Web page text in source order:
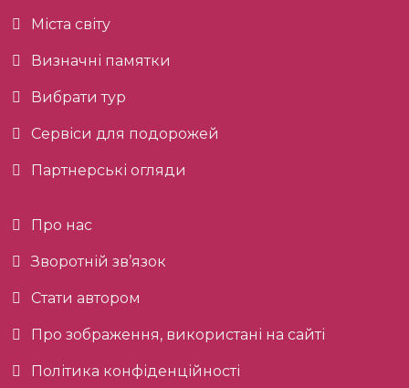
Міста світу
Визначні памятки
Вибрати тур
Сервіси для подорожей
Партнерські огляди
Про нас
Зворотній зв’язок
Стати автором
Про зображення, використані на сайті
Політика конфіденційності